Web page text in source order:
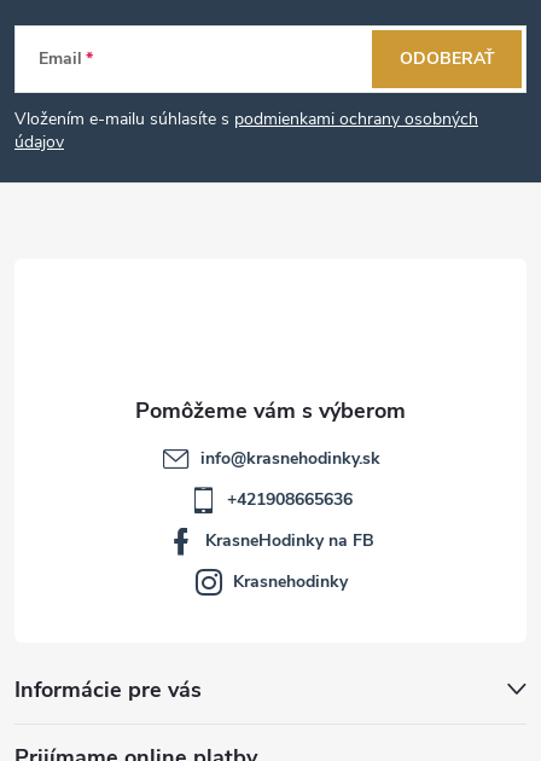
Z
á
p
Email
Vložením e-mailu súhlasíte s podmienkami ochrany osobných
údajov
ODOBERAŤ
Informácie pre vás
info@krasnehodinky.sk
+421908665636
KrasneHodinky na FB
Krasnehodinky